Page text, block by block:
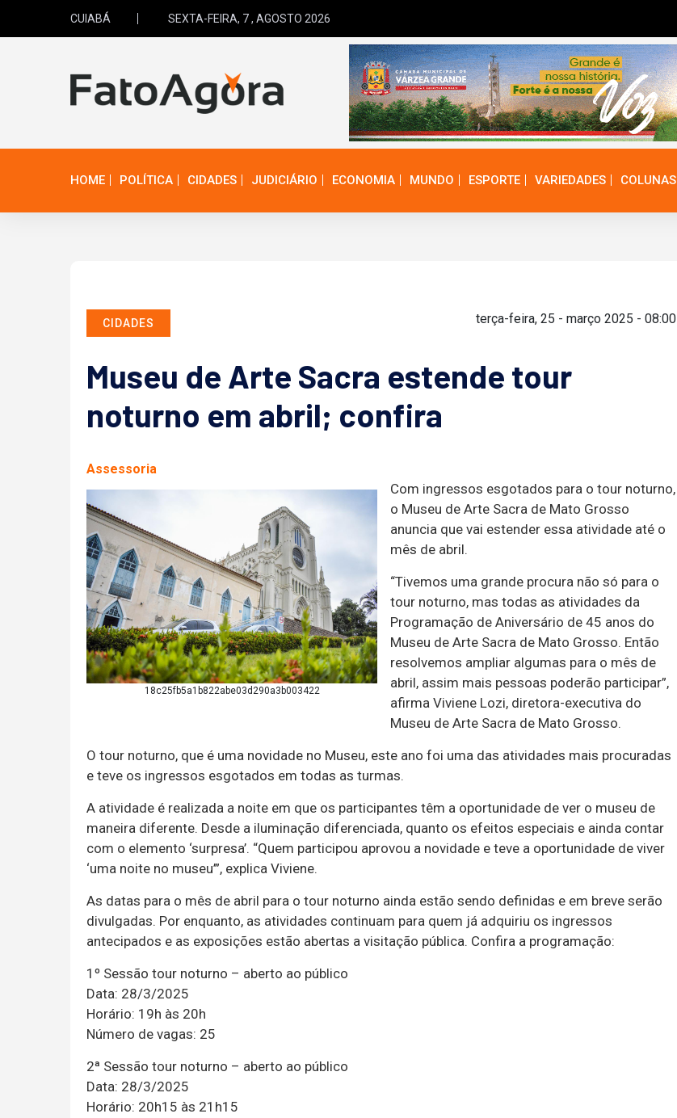
CUIABÁ SEXTA-FEIRA, 7 , AGOSTO 2026
HOME POLÍTICA CIDADES JUDICIÁRIO ECONOMIA MUNDO ESPORTE VARIEDADES COLUNAS
CIDADES terça-feira, 25 - março 2025 - 08:00
Museu de Arte Sacra estende tour
noturno em abril; confira
Assessoria
18c25fb5a1b822abe03d290a3b003422
Com ingressos esgotados para o tour noturno,
o Museu de Arte Sacra de Mato Grosso
anuncia que vai estender essa atividade até o
mês de abril.
“Tivemos uma grande procura não só para o
tour noturno, mas todas as atividades da
Programação de Aniversário de 45 anos do
Museu de Arte Sacra de Mato Grosso. Então
resolvemos ampliar algumas para o mês de
abril, assim mais pessoas poderão participar”,
afirma Viviene Lozi, diretora-executiva do
Museu de Arte Sacra de Mato Grosso.
O tour noturno, que é uma novidade no Museu, este ano foi uma das atividades mais procuradas
e teve os ingressos esgotados em todas as turmas.
A atividade é realizada a noite em que os participantes têm a oportunidade de ver o museu de
maneira diferente. Desde a iluminação diferenciada, quanto os efeitos especiais e ainda contar
com o elemento ‘surpresa’. “Quem participou aprovou a novidade e teve a oportunidade de viver
‘uma noite no museu’”, explica Viviene.
As datas para o mês de abril para o tour noturno ainda estão sendo definidas e em breve serão
divulgadas. Por enquanto, as atividades continuam para quem já adquiriu os ingressos
antecipados e as exposições estão abertas a visitação pública. Confira a programação:
1º Sessão tour noturno – aberto ao público
Data: 28/3/2025
Horário: 19h às 20h
Número de vagas: 25
2ª Sessão tour noturno – aberto ao público
Data: 28/3/2025
Horário: 20h15 às 21h15